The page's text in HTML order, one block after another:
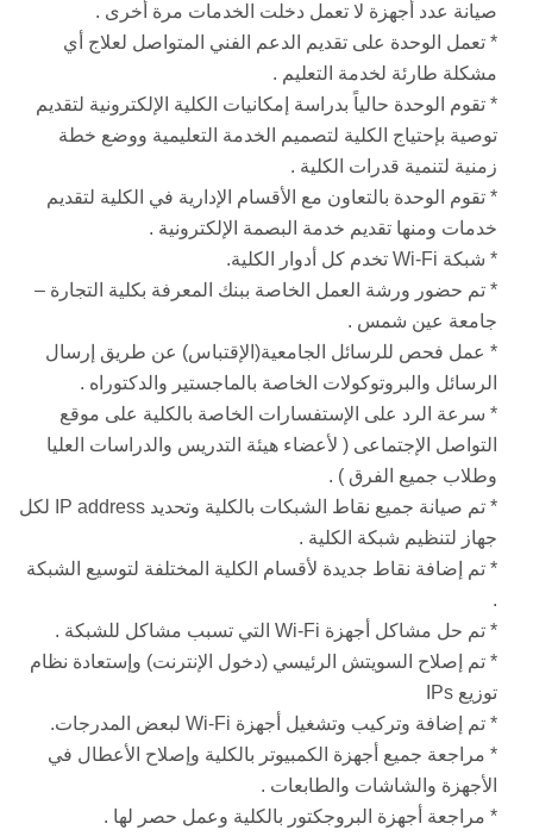
صيانة عدد أجهزة لا تعمل دخلت الخدمات مرة أخرى .
* تعمل الوحدة على تقديم الدعم الفني المتواصل لعلاج أي
مشكلة طارئة لخدمة التعليم .
* تقوم الوحدة حالياً بدراسة إمكانيات الكلية الإلكترونية لتقديم
توصية بإحتياج الكلية لتصميم الخدمة التعليمية ووضع خطة
زمنية لتنمية قدرات الكلية .
* تقوم الوحدة بالتعاون مع الأقسام الإدارية في الكلية لتقديم
خدمات ومنها تقديم خدمة البصمة الإلكترونية .
* شبكة Wi-Fi تخدم كل أدوار الكلية.
* تم حضور ورشة العمل الخاصة ببنك المعرفة بكلية التجارة –
جامعة عين شمس .
* عمل فحص للرسائل الجامعية(الإقتباس) عن طريق إرسال
الرسائل والبروتوكولات الخاصة بالماجستير والدكتوراه .
* سرعة الرد على الإستفسارات الخاصة بالكلية على موقع
التواصل الإجتماعى ( لأعضاء هيئة التدريس والدراسات العليا
وطلاب جميع الفرق ) .
* تم صيانة جميع نقاط الشبكات بالكلية وتحديد IP address لكل
جهاز لتنظيم شبكة الكلية .
* تم إضافة نقاط جديدة لأقسام الكلية المختلفة لتوسيع الشبكة
.
* تم حل مشاكل أجهزة Wi-Fi التي تسبب مشاكل للشبكة .
* تم إصلاح السويتش الرئيسي (دخول الإنترنت) وإستعادة نظام
توزيع IPs
* تم إضافة وتركيب وتشغيل أجهزة Wi-Fi لبعض المدرجات.
* مراجعة جميع أجهزة الكمبيوتر بالكلية وإصلاح الأعطال في
الأجهزة والشاشات والطابعات .
* مراجعة أجهزة البروجكتور بالكلية وعمل حصر لها .